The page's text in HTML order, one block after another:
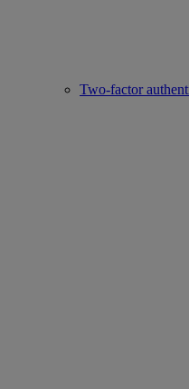
Two-factor